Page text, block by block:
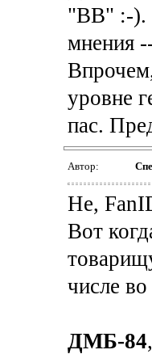
"ВВ" :-).
мнения
уровне
пас.
Автор:
Не,
Вот
числе
ДМБ-84